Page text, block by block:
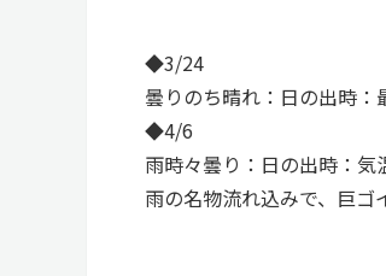
◆3/24
曇りのち晴れ：日の出時
◆4/6
雨時々曇り：日の出時：
雨の名物流れ込みで、巨ゴ